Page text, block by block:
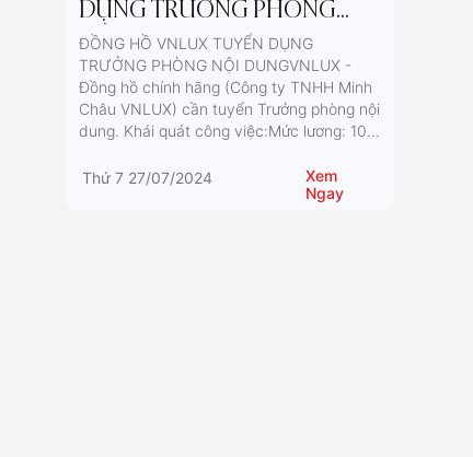
DỤNG TRƯỞNG PHÒNG
NỘI DUNG
ĐỒNG HỒ VNLUX TUYỂN DỤNG
TRƯỞNG PHÒNG NỘI DUNGVNLUX -
Đồng hồ chính hãng (Công ty TNHH Minh
Châu VNLUX) cần tuyển Trưởng phòng nội
dung. Khái quát công việc:Mức lương: 10...
Thứ 7 27/07/2024
Xem
Ngay